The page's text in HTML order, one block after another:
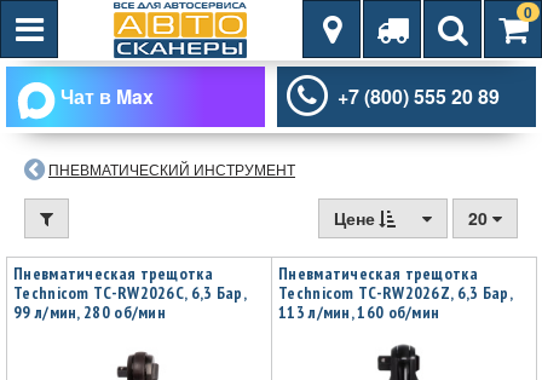
0
Чат в Max +7 (800) 555 20 89
ПНЕВМАТИЧЕСКИЙ ИНСТРУМЕНТ
Цене 20
Пневматическая трещотка
Technicom TC-RW2026C, 6,3 Бар,
99 л/мин, 280 об/мин
Пневматическая трещотка
Technicom TC-RW2026Z, 6,3 Бар,
113 л/мин, 160 об/мин